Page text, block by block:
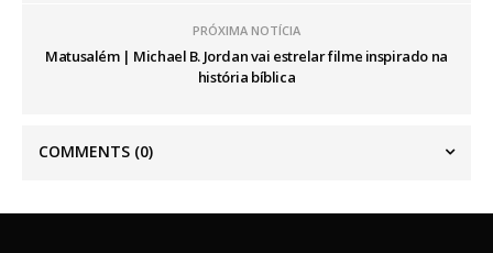
PRÓXIMA NOTÍCIA
Matusalém | Michael B. Jordan vai estrelar filme inspirado na
história bíblica
COMMENTS (0)